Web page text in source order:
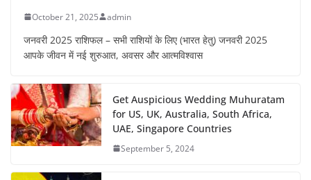
October 21, 2025 admin
जनवरी 2025 राशिफल – सभी राशियों के लिए (भारत हेतु) जनवरी 2025
आपके जीवन में नई शुरुआत, अवसर और आत्मविश्वास
Get Auspicious Wedding Muhuratam
for US, UK, Australia, South Africa,
UAE, Singapore Countries
September 5, 2024